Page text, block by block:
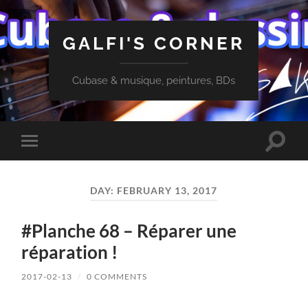
GALFI'S CORNER
Cubase & musique, peintures, BDs
Toggle
mobile
Toggle
DAY: FEBRUARY 13, 2017
#Planche 68 – Réparer une
réparation !
2017-02-13 / 0 COMMENTS